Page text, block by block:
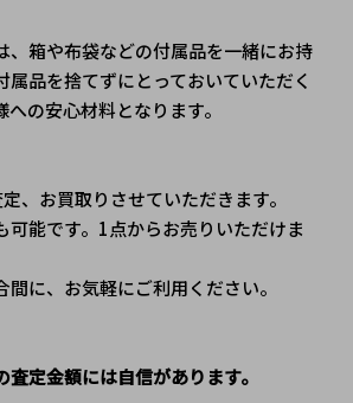
、箱や布袋などの付属品を一緒にお持
属品を捨てずにとっておいていただく
の安心材料となります。
、お買取りさせていただきます。
可能です。1点からお売りいただけま
に、お気軽にご利用ください。
定金額には自信があります。